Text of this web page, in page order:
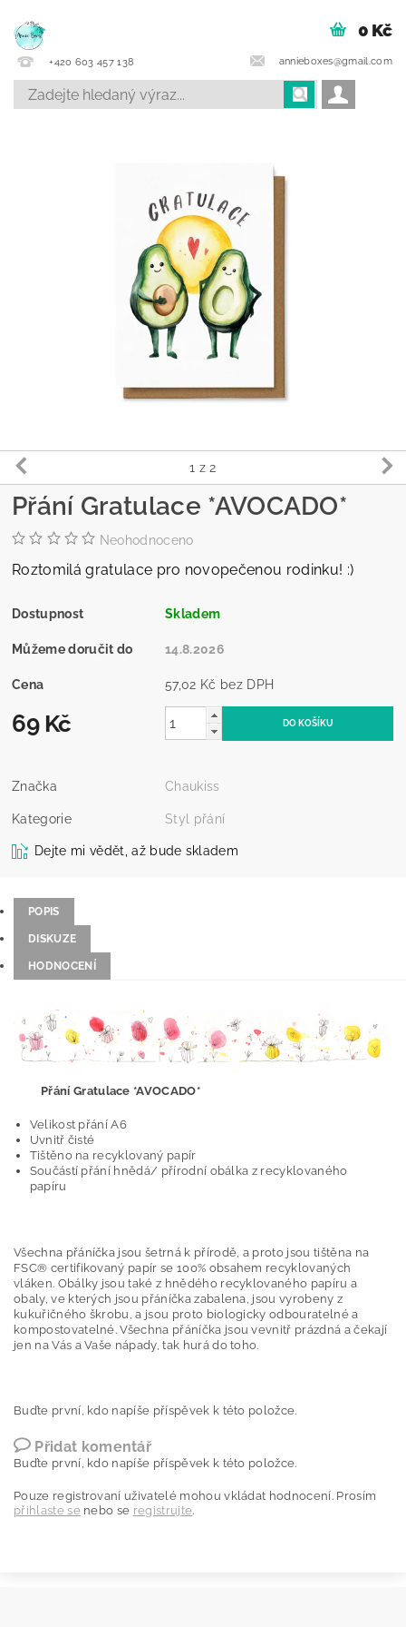
+420 603 457 138 annieboxes@gmail.com
0 Kč
1 z 2
Přání Gratulace *AVOCADO*
Neohodnoceno
Roztomilá gratulace pro novopečenou rodinku! :)
Dostupnost Skladem
Můžeme doručit do 14.8.2026
Cena 57,02 Kč bez DPH
69 Kč
Značka Chaukiss
Kategorie Styl přání
Dejte mi vědět, až bude skladem
POPIS
DISKUZE
HODNOCENÍ
Přání Gratulace *AVOCADO*
Velikost přání A6
Uvnitř čisté
Tištěno na recyklovaný papír
Součástí přání hnědá/ přírodní obálka z recyklovaného
papíru
Všechna přáníčka jsou šetrná k přírodě, a proto jsou tištěna na
FSC® certifikovaný papír se 100% obsahem recyklovaných
vláken. Obálky jsou také z hnědého recyklovaného papíru a
obaly, ve kterých jsou přáníčka zabalena, jsou vyrobeny z
kukuřičného škrobu, a jsou proto biologicky odbouratelné a
kompostovatelné. Všechna přáníčka jsou vevnitř prázdná a čekají
jen na Vás a Vaše nápady, tak hurá do toho.
Buďte první, kdo napíše příspěvek k této položce.
Přidat komentář
Buďte první, kdo napíše příspěvek k této položce.
Pouze registrovaní uživatelé mohou vkládat hodnocení. Prosím
přihlaste se nebo se registrujte.